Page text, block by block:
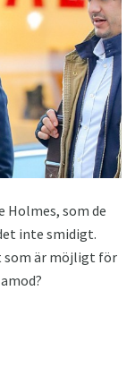
Holmes, som de
inte smidigt.
som är möjligt för